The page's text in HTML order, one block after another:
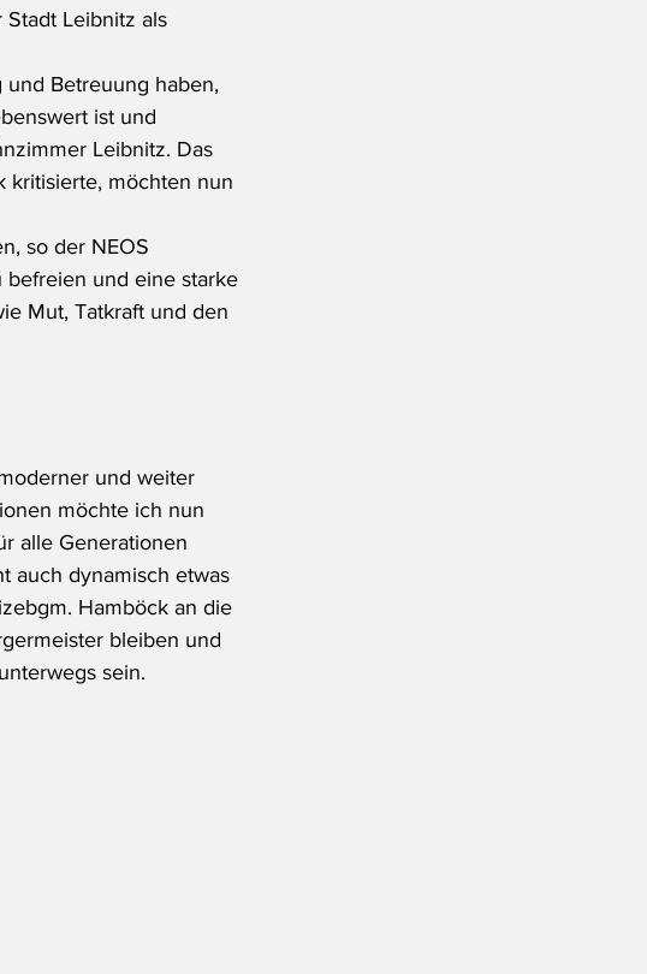
Leibnitz als
Betreuung haben,
ist und
Leibnitz. Das
kritisierte, möchten nun
so der NEOS
befreien und eine starke
Mut, Tatkraft und den
und weiter
möchte ich nun
alle Generationen
auch dynamisch etwas
Hamböck an die
bleiben und
sein.